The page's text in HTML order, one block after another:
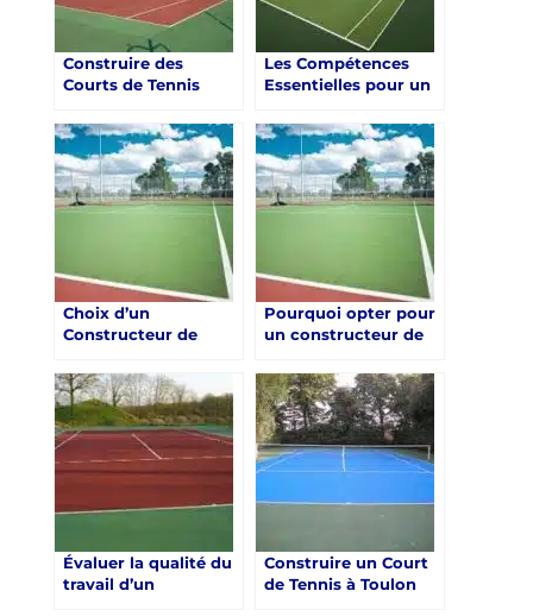
Construire des
Courts de Tennis
Retraite Sportive à
Toulon
Les Compétences
Essentielles pour un
Court de Tennis à
Toulon dans le Var
pour les Centres de
Retraite Sportive
Choix d’un
Constructeur de
Toulon dans le Var
pour les Centres de
Retraite Sportive
Pourquoi opter pour
un constructeur de
Toulon dans le Var
pour les Centres de
retraite sportive?
Évaluer la qualité du
travail d’un
Construire un Court
de Tennis à Toulon